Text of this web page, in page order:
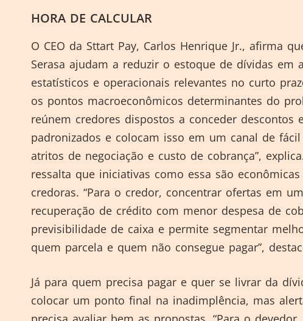
HORA DE CALCULAR
O CEO da Sttart Pay, Carlos Henrique Jr., afirma
Serasa ajudam a reduzir o estoque de dívidas em
estatísticos e operacionais relevantes no curto
os pontos macroeconômicos determinantes do
reúnem credores dispostos a conceder descontos
padronizados e colocam isso em um canal de
atritos de negociação e custo de cobrança”,
ressalta que iniciativas como essa são
credoras. “Para o credor, concentrar ofertas em
recuperação de crédito com menor despesa de
previsibilidade de caixa e permite segmentar
quem parcela e quem não consegue pagar”,
Já para quem precisa pagar e quer se livrar da
colocar um ponto final na inadimplência, mas